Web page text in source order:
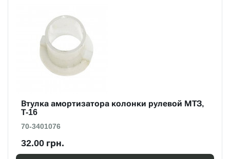
Втулка амортизатора колонки рулевой МТЗ,
Т-16
70-3401076
32.00 грн.